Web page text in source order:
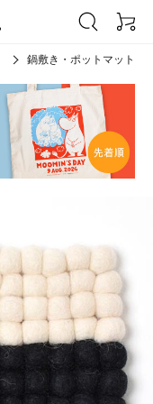
鍋敷き・ポットマット